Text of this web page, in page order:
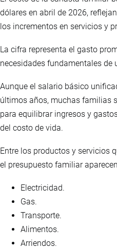
dólares en abril de 2026,
los incrementos en servicios y
La cifra representa el gasto
necesidades fundamentales de
Aunque el salario básico
últimos años, muchas familias
para equilibrar ingresos y
del costo de vida.
Entre los productos y servicios
el presupuesto familiar
Electricidad.
Gas.
Transporte.
Alimentos.
Arriendos.